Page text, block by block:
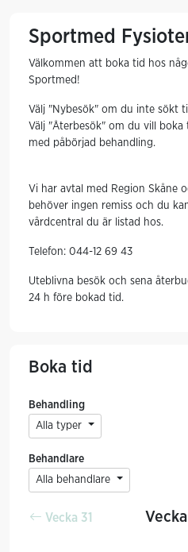
Sportmed
Välkommen att boka tid hos
Sportmed!
Välj "Nybesök" om du inte sökt
Välj "Återbesök" om du vill
med påbörjad behandling.
Vi har avtal med Region Skåne
behöver ingen remiss och du
vårdcentral du är listad hos.
Telefon: 044-12 69 43
Uteblivna besök och sena
24 h före bokad tid.
Boka tid
Behandling
Alla typer
Behandlare
Alla behandlare
Vecka 31